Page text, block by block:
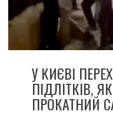
У КИЄВІ
ПІДЛІТКІВ,
ПРОКАТНИЙ